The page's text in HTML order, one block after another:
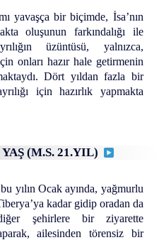
yavaşça bir biçimde, İsa’nın
oluşunun farkındalığı ile
üzüntüsü, yalnızca,
onları hazır hale getirmenin
Dört yıldan fazla bir
için hazırlık yapmakta
(M.S. 21.YIL)
yılın Ocak ayında, yağmurlu
kadar gidip oradan da
şehirlere bir ziyarette
ailesinden törensiz bir